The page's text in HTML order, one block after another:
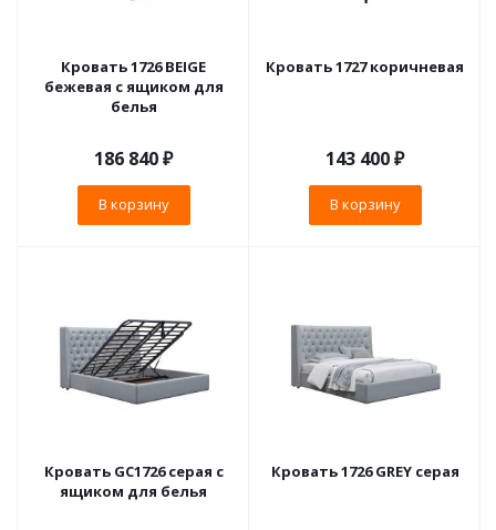
Кровать 1726 BEIGE
бежевая с ящиком для
белья
186 840₽
В корзину
Кровать 1727 коричневая
143 400₽
В корзину
Кровать GC1726 серая с
ящиком для белья
Кровать 1726 GREY серая